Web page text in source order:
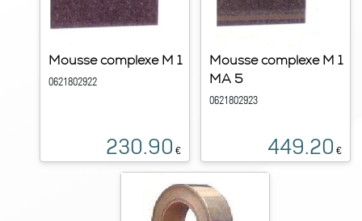
Mousse complexe M 1
0621802922
230.90 €
Mousse complexe M 1
MA 5
0621802923
449.20 €